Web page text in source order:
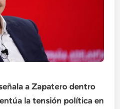
a Zapatero dentro
la tensión política en